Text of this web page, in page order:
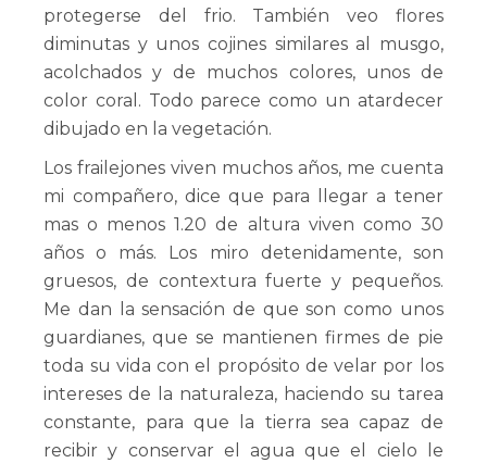
protegerse del frio. También veo flores
diminutas y unos cojines similares al musgo,
acolchados y de muchos colores, unos de
color coral. Todo parece como un atardecer
dibujado en la vegetación.
Los frailejones viven muchos años, me cuenta
mi compañero, dice que para llegar a tener
mas o menos 1.20 de altura viven como 30
años o más. Los miro detenidamente, son
gruesos, de contextura fuerte y pequeños.
Me dan la sensación de que son como unos
guardianes, que se mantienen firmes de pie
toda su vida con el propósito de velar por los
intereses de la naturaleza, haciendo su tarea
constante, para que la tierra sea capaz de
recibir y conservar el agua que el cielo le